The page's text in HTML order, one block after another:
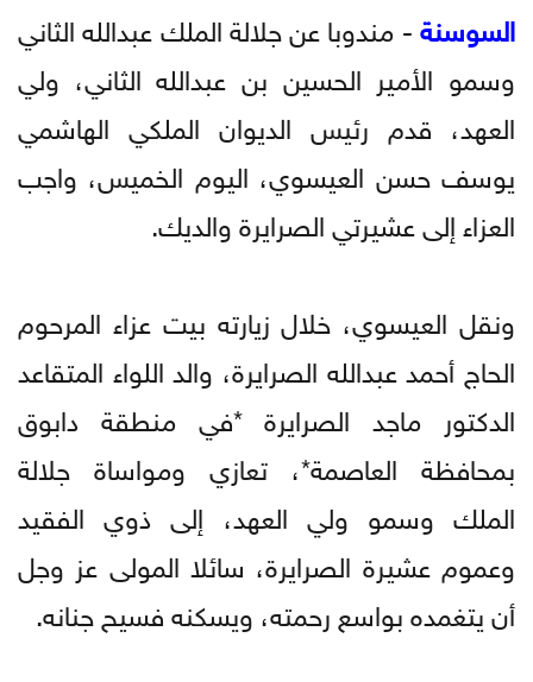
السوسنة- مندوبا عن جلالة الملك عبدالله الثاني
وسمو الأمير الحسين بن عبدالله الثاني، ولي
العهد، قدم رئيس الديوان الملكي الهاشمي
يوسف حسن العيسوي، اليوم الخميس، واجب
العزاء إلى عشيرتي الصرايرة والديك.
ونقل العيسوي، خلال زيارته بيت عزاء المرحوم
الحاج أحمد عبدالله الصرايرة، والد اللواء المتقاعد
الدكتور ماجد الصرايرة *في منطقة دابوق
بمحافظة العاصمة*، تعازي ومواساة جلالة
الملك وسمو ولي العهد، إلى ذوي الفقيد
وعموم عشيرة الصرايرة، سائلا المولى عز وجل
أن يتغمده بواسع رحمته، ويسكنه فسيح جنانه.